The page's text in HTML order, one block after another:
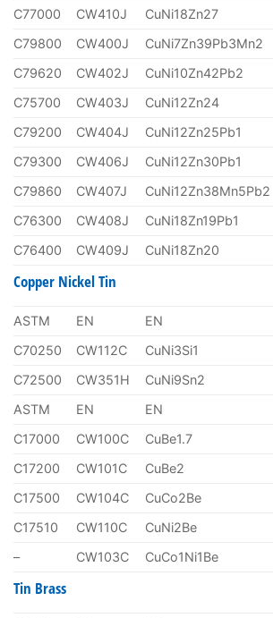
C77000
CW410J CuNi18Zn27
C79800
CW400J CuNi7Zn39Pb3Mn2
C79620
CW402J CuNi10Zn42Pb2
C75700
CW403J CuNi12Zn24
C79200
CW404J CuNi12Zn25Pb1
C79300
CW406J CuNi12Zn30Pb1
C79860
CW407J CuNi12Zn38Mn5Pb2
C76300
CW408J CuNi18Zn19Pb1
C76400
CW409J CuNi18Zn20
Copper Nickel Tin
ASTM EN EN
C70250
CW112C CuNi3Si1
C72500
CW351H CuNi9Sn2
ASTM
EN EN
C17000
CW100C CuBe1.7
C17200
CW101C CuBe2
C17500
CW104C CuCo2Be
C17510
CW110C CuNi2Be
–
CW103C CuCo1Ni1Be
Tin Brass